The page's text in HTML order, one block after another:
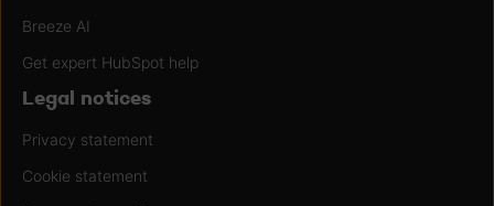
Breeze AI
Get expert HubSpot help
Legal notices
Privacy statement
Cookie statement